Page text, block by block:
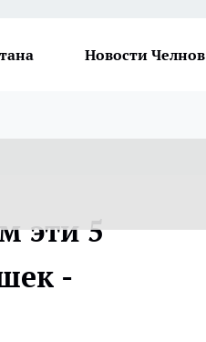
Новости Челнов
эти 5
-